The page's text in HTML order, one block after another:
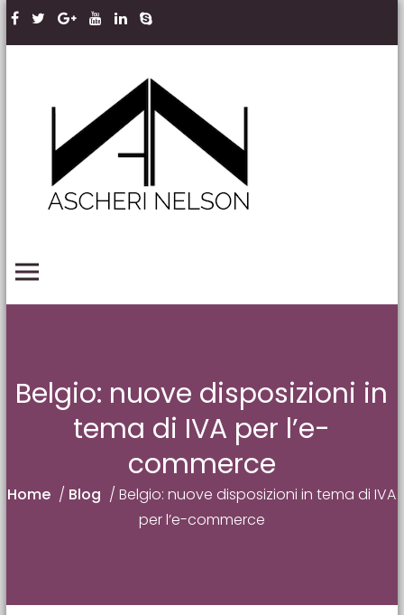
Skip to content
Belgio: nuove disposizioni in
tema di IVA per l’e-
commerce
Home / Blog /Belgio: nuove disposizioni in tema di IVA
per l’e-commerce